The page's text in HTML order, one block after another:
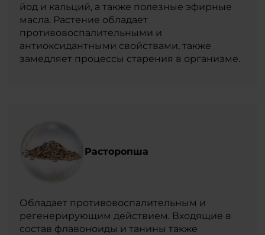
йод и кальций, а также полезные эфирные
масла. Растение обладает
противовоспалительными и
антиоксидантными свойствами, также
замедляет процессы старения в организме.
Расторопша
Обладает противовоспалительным и
регенерирующим действием. Входящие в
состав флавоноиды и танины также